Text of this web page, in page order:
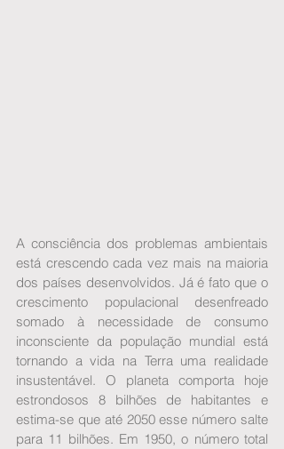
A consciência dos problemas ambientais
está crescendo cada vez mais na maioria
dos países desenvolvidos. Já é fato que o
crescimento populacional desenfreado
somado à necessidade de consumo
inconsciente da população mundial está
tornando a vida na Terra uma realidade
insustentável. O planeta comporta hoje
estrondosos 8 bilhões de habitantes e
estima-se que até 2050 esse número salte
para 11 bilhões. Em 1950, o número total